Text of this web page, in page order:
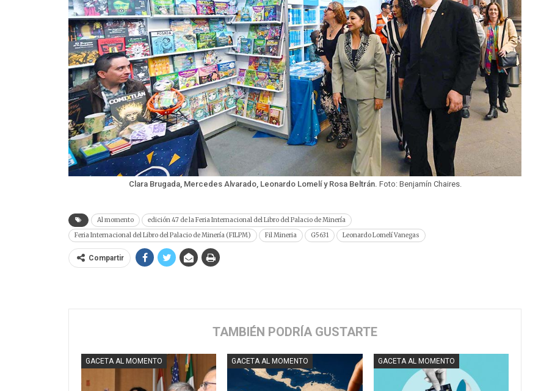
Clara Brugada, Mercedes Alvarado, Leonardo Lomelí y Rosa Beltrán. Foto: Benjamín Chaires.
Al momento
edición 47 de la Feria Internacional del Libro del Palacio de Minería
Feria Internacional del Libro del Palacio de Minería (FILPM)
Fil Mineria G5631 Leonardo Lomelí Vanegas
Compartir
TAMBIÉN PODRÍA GUSTARTE
GACETA AL MOMENTO GACETA AL MOMENTO GACETA AL MOMENTO